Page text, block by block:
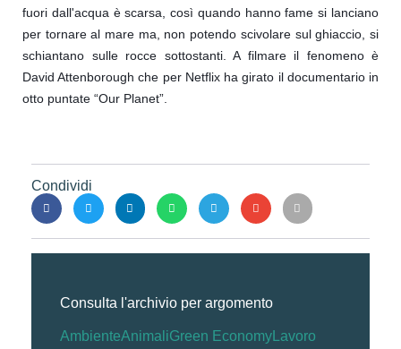
fuori dall'acqua è scarsa, così quando hanno fame si lanciano
per tornare al mare ma, non potendo scivolare sul ghiaccio, si
schiantano sulle rocce sottostanti. A filmare il fenomeno è
David Attenborough che per Netflix ha girato il documentario in
otto puntate “Our Planet”.
Condividi
Consulta l'archivio per argomento
AmbienteAnimaliGreen Economy Lavoro